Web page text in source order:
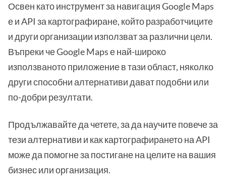
Освен като инструмент за навигация Google Maps
е и API за картографиране, който разработчиците
и други организации използват за различни цели.
Въпреки че Google Maps е най-широко
използваното приложение в тази област, няколко
други способни алтернативи дават подобни или
по-добри резултати.
Продължавайте да четете, за да научите повече за
тези алтернативи и как картографирането на API
може да помогне за постигане на целите на вашия
бизнес или организация.